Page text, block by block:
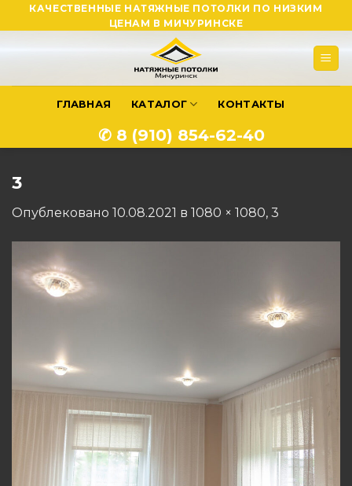
to
КАЧЕСТВЕННЫЕ НАТЯЖНЫЕ ПОТОЛКИ ПО НИЗКИМ
ЦЕНАМ В МИЧУРИНСКЕ
ГЛАВНАЯ КАТАЛОГ КОНТАКТЫ
✆ 8 (910) 854-62-40
3
Опублековано 10.08.2021 в 1080 × 1080, 3